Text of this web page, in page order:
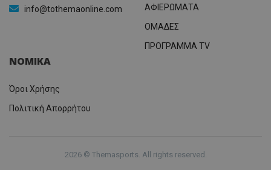
info@tothemaonline.com
ΑΦΙΕΡΩΜΑΤΑ
ΟΜΑΔΕΣ
ΠΡΟΓΡΑΜΜΑ TV
ΝΟΜΙΚΑ
Όροι Χρήσης
Πολιτική Απορρήτου
2026 © Themasports. All rights reserved.